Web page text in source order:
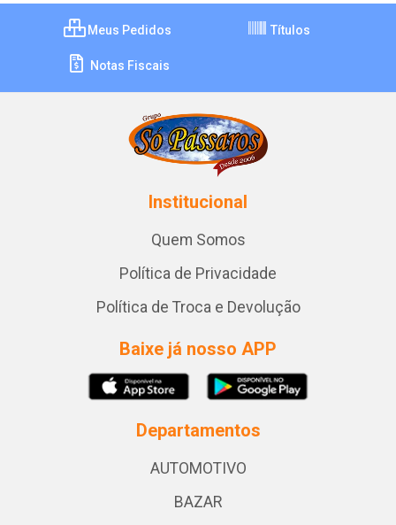
Meus Pedidos Títulos
Notas Fiscais
Institucional
Quem Somos
Política de Privacidade
Política de Troca e Devolução
Baixe já nosso APP
Departamentos
AUTOMOTIVO
BAZAR